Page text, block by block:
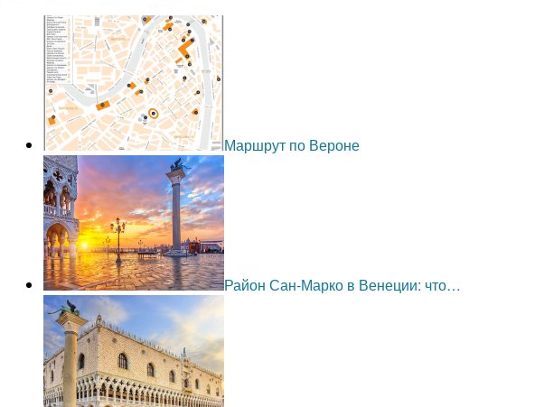
Маршрут по Вероне
Район Сан-Марко в Венеции: что…